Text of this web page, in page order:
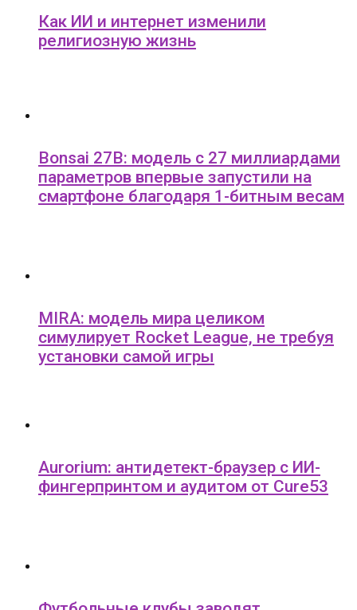
Как ИИ и интернет изменили
религиозную жизнь
Bonsai 27B: модель с 27 миллиардами
параметров впервые запустили на
смартфоне благодаря 1-битным весам
MIRA: модель мира целиком
симулирует Rocket League, не требуя
установки самой игры
Aurorium: антидетект-браузер с ИИ-
фингерпринтом и аудитом от Cure53